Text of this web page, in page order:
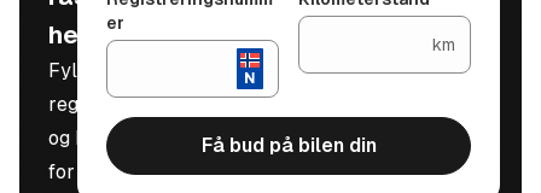
helt gratis
Fyll inn
registreringsnummer
og kilometerstand
for å motta bud fra
er
km
Få bud på bilen din